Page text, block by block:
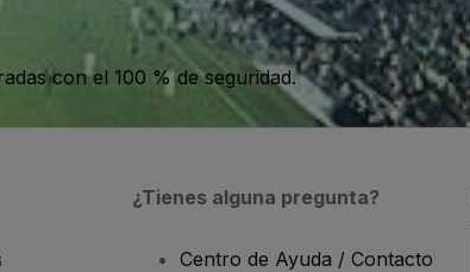
con el 100 % de seguridad.
¿Tienes alguna pregunta?
Centro de Ayuda / Contacto